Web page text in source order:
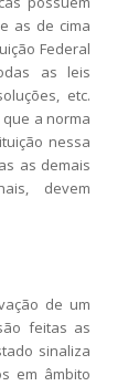
as de cima
Federal
as leis
etc.
a norma
nessa
as demais
devem
de um
feitas as
sinaliza
em âmbito